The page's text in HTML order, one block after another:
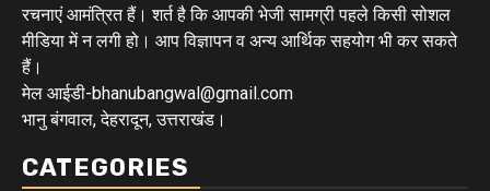
रचनाएं आमंत्रित हैं। शर्त है कि आपकी भेजी सामग्री पहले किसी सोशल
मीडिया में न लगी हो। आप विज्ञापन व अन्य आर्थिक सहयोग भी कर सकते
हैं।
मेल आईडी-bhanubangwal@gmail.com
भानु बंगवाल, देहरादून, उत्तराखंड।
CATEGORIES